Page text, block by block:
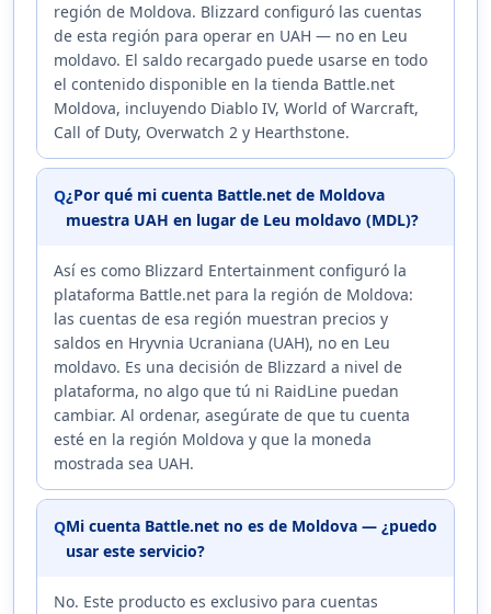
región de Moldova. Blizzard configuró las cuentas
de esta región para operar en UAH — no en Leu
moldavo. El saldo recargado puede usarse en todo
el contenido disponible en la tienda Battle.net
Moldova, incluyendo Diablo IV, World of Warcraft,
Call of Duty, Overwatch 2 y Hearthstone.
Q¿Por qué mi cuenta Battle.net de Moldova
muestra UAH en lugar de Leu moldavo (MDL)?
Así es como Blizzard Entertainment configuró la
plataforma Battle.net para la región de Moldova:
las cuentas de esa región muestran precios y
saldos en Hryvnia Ucraniana (UAH), no en Leu
moldavo. Es una decisión de Blizzard a nivel de
plataforma, no algo que tú ni RaidLine puedan
cambiar. Al ordenar, asegúrate de que tu cuenta
esté en la región Moldova y que la moneda
mostrada sea UAH.
QMi cuenta Battle.net no es de Moldova — ¿puedo
usar este servicio?
No. Este producto es exclusivo para cuentas